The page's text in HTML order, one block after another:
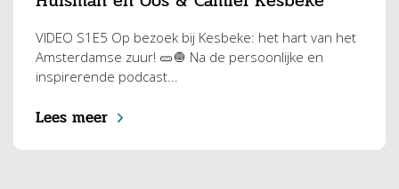
VIDEO S1E5 Op bezoek bij Kesbeke: het hart van het
Amsterdamse zuur! 🥒🧅 Na de persoonlijke en
inspirerende podcast...
Lees meer